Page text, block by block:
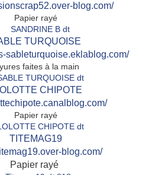
blog.com/
Papier rayé
TURQUOISE
sableturquoise.eklablog.com/
faites à la main
CHIPOTE
Papier rayé
TITEMAG19
blog.com/
Papier rayé